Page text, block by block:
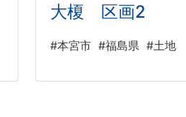
大榎 区画2
#本宮市 #福島県 #土地